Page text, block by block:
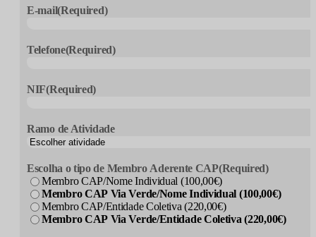
E-mail(Required)
Telefone(Required)
NIF(Required)
Ramo de Atividade
Escolha o tipo de Membro Aderente CAP(Required)
Membro CAP/Nome Individual (100,00€)
Membro CAP Via Verde/Nome Individual (100,00€)
Membro CAP/Entidade Coletiva (220,00€)
Membro CAP Via Verde/Entidade Coletiva (220,00€)